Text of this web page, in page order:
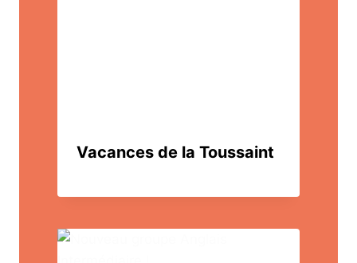
Vacances de la Toussaint